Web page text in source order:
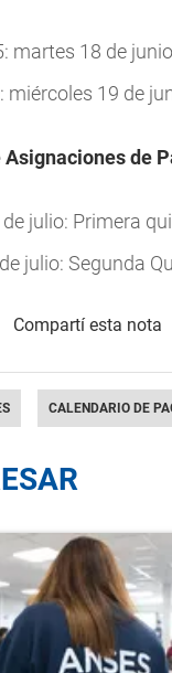
martes 18 de junio
miércoles 19 de
de
julio: Primera
julio: Segunda
CALENDARIO DE